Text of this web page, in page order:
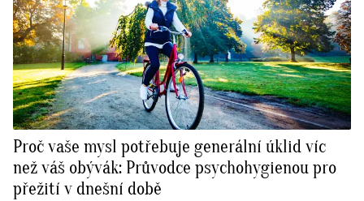
Proč vaše mysl potřebuje generální úklid víc
než váš obývák: Průvodce psychohygienou pro
přežití v dnešní době